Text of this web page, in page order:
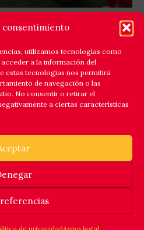
consentimiento
utilizamos tecnologías como
a la información del
estas tecnologías nos permitirá
de navegación o las
No consentir o retirar el
a ciertas características
ESPAÑA Y EQUIPO
de la solidaridad y
Felipe a un amplio elenco
INSCRITA EN EL REGISTRO NACIONAL DE ASOCIACIONES,
de privacidad Aviso legal
I Y